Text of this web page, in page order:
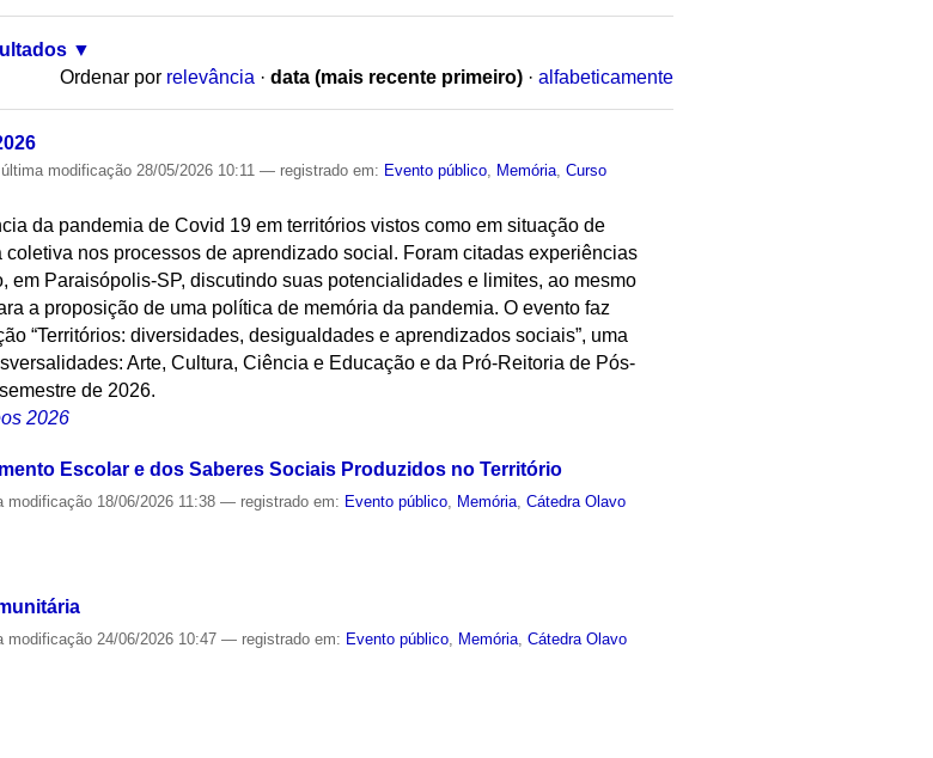
Ordenar por relevância · data (mais recente primeiro) · alfabeticamente
última modificação 28/05/2026 10:11— registrado em: Evento público Memória ,Curso
da pandemia de Covid 19 em territórios vistos como em situação de
nos processos de aprendizado social. Foram citadas experiências
em Paraisópolis-SP, discutindo suas potencialidades e limites, ao mesmo
a proposição de uma política de memória da pandemia. O evento faz
“Territórios: diversidades, desigualdades e aprendizados sociais”, uma
Arte, Cultura, Ciência e Educação e da Pró-Reitoria de Pós-
de 2026.
2026
Escolar e dos Saberes Sociais Produzidos no Território
modificação 18/06/2026 11:38— registrado em: Evento público Memória ,Cátedra Olavo
modificação 24/06/2026 10:47— registrado em: Evento público, Memória,Cátedra Olavo